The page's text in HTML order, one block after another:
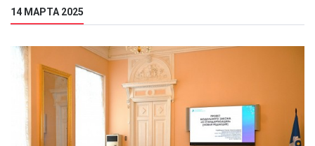
14 МАРТА 2025